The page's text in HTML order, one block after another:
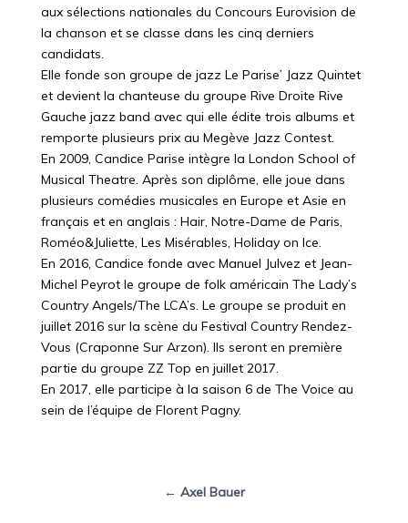
aux sélections nationales du Concours Eurovision de
la chanson et se classe dans les cinq derniers
candidats.
Elle fonde son groupe de jazz Le Parise’ Jazz Quintet
et devient la chanteuse du groupe Rive Droite Rive
Gauche jazz band avec qui elle édite trois albums et
remporte plusieurs prix au Megève Jazz Contest.
En 2009, Candice Parise intègre la London School of
Musical Theatre. Après son diplôme, elle joue dans
plusieurs comédies musicales en Europe et Asie en
français et en anglais : Hair, Notre-Dame de Paris,
Roméo&Juliette, Les Misérables, Holiday on Ice.
En 2016, Candice fonde avec Manuel Julvez et Jean-
Michel Peyrot le groupe de folk américain The Lady’s
Country Angels/The LCA’s. Le groupe se produit en
juillet 2016 sur la scène du Festival Country Rendez-
Vous (Craponne Sur Arzon). Ils seront en première
partie du groupe ZZ Top en juillet 2017.
En 2017, elle participe à la saison 6 de The Voice au
sein de l’équipe de Florent Pagny.
← Axel Bauer